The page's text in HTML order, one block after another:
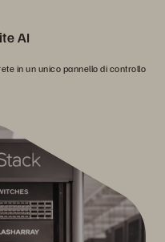
AI
in un unico pannello di controllo